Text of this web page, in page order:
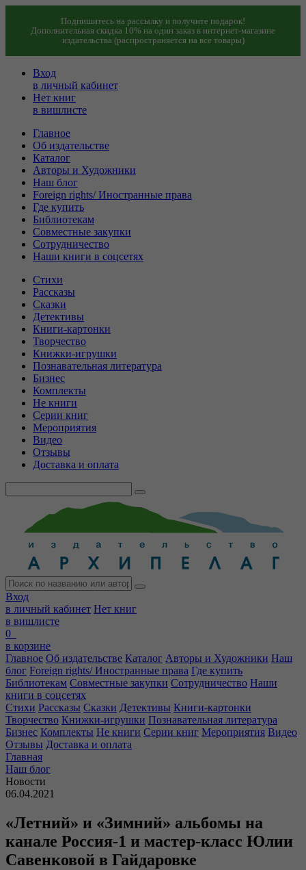
Подпишитесь на рассылку и получите подарок!
Дополнительная скидка 10% на один заказ в интернет-магазине
издательства (распространяется на все товары)
Вход
в личный кабинет
Нет книг
в вишлисте
Главное
Об издательстве
Каталог
Авторы и Художники
Наш блог
Foreign rights/ Иностранные права
Где купить
Библиотекам
Совместные закупки
Сотрудничество
Наши книги в соцсетях
Стихи
Рассказы
Сказки
Детективы
Книги-картонки
Творчество
Книжки-игрушки
Познавательная литература
Бизнес
Комплекты
Не книги
Серии книг
Мероприятия
Видео
Отзывы
Доставка и оплата
Вход
в личный кабинет Нет книг
в вишлисте
0
в корзине
Главное Об издательстве Каталог Авторы и Художники Наш
блог Foreign rights/ Иностранные права Где купить
Библиотекам Совместные закупки Сотрудничество Наши
книги в соцсетях
Стихи Рассказы Сказки Детективы Книги-картонки
Творчество Книжки-игрушки Познавательная литература
Бизнес Комплекты Не книги Серии книг Мероприятия Видео
Отзывы Доставка и оплата
Главная
Наш блог
Новости
06.04.2021
«Летний» и «Зимний» альбомы на
канале Россия-1 и мастер-класс Юлии
Савенковой в Гайдаровке